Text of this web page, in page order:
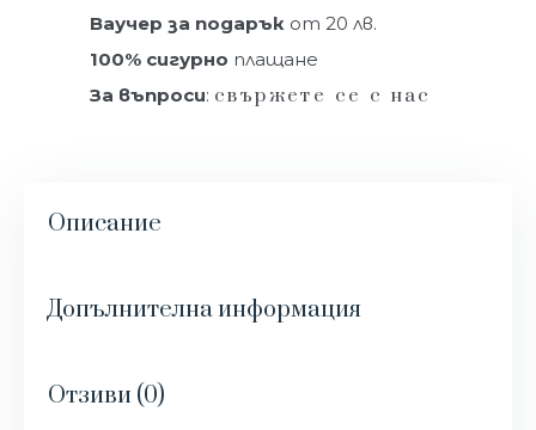
Ваучер за подарък от 20 лв.
100% сигурно плащане
За въпроси: свържете се с нас
Описание
Допълнителна информация
Отзиви (0)